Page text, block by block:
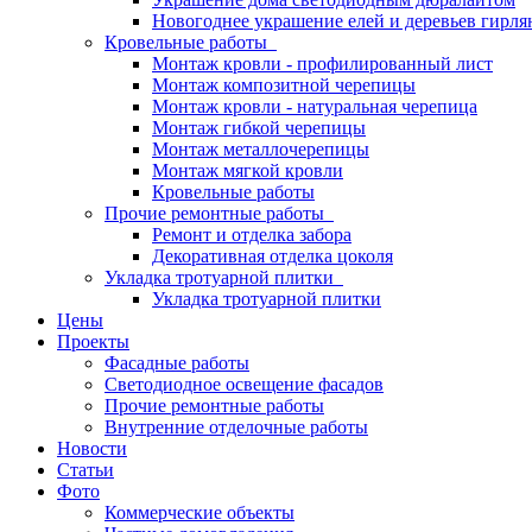
Новогоднее украшение елей и деревьев
Кровельные работы
Монтаж кровли - профилированный лист
Монтаж композитной черепицы
Монтаж кровли - натуральная черепица
Монтаж гибкой черепицы
Монтаж металлочерепицы
Монтаж мягкой кровли
Кровельные работы
Прочие ремонтные работы
Ремонт и отделка забора
Декоративная отделка цоколя
Укладка тротуарной плитки
Укладка тротуарной плитки
Цены
Проекты
Фасадные работы
Светодиодное освещение фасадов
Прочие ремонтные работы
Внутренние отделочные работы
Новости
Статьи
Фото
Коммерческие объекты